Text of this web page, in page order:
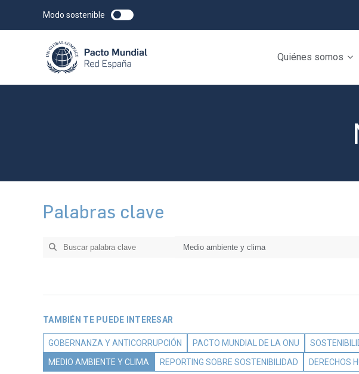
Modo sostenible
Quiénes somos
Palabras clave
TAMBIÉN TE PUEDE INTERESAR
GOBERNANZA Y ANTICORRUPCIÓN PACTO MUNDIAL DE LA ONU
MEDIO AMBIENTE Y CLIMA
REPORTING SOBRE SOSTENIBILIDAD DERECHOS